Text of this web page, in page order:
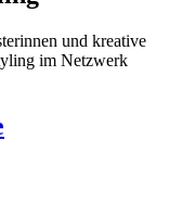
und kreative
im Netzwerk